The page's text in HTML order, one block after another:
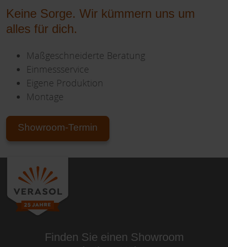
Keine Sorge. Wir kümmern uns um
alles für dich.
Maßgeschneiderte Beratung
Einmessservice
Eigene Produktion
Montage
Showroom-Termin
Finden Sie einen Showroom